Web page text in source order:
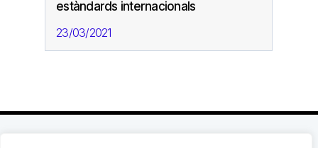
estàndards internacionals
23/03/2021